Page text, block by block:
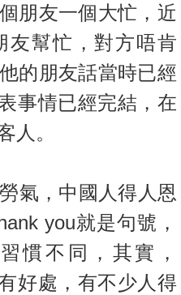
朋友一個大忙，近
友幫忙，對方唔肯
他的朋友話當時已經
事情已經完結，在
人。
，中國人得人恩
you就是句號，
慣不同，其實，
好處，有不少人得